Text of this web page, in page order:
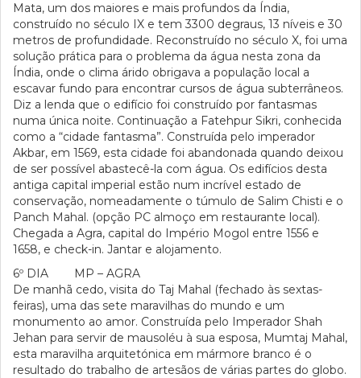
Mata, um dos maiores e mais profundos da Índia,
construído no século IX e tem 3300 degraus, 13 níveis e 30
metros de profundidade. Reconstruído no século X, foi uma
solução prática para o problema da água nesta zona da
Índia, onde o clima árido obrigava a população local a
escavar fundo para encontrar cursos de água subterrâneos.
Diz a lenda que o edifício foi construído por fantasmas
numa única noite. Continuação a Fatehpur Sikri, conhecida
como a “cidade fantasma”. Construída pelo imperador
Akbar, em 1569, esta cidade foi abandonada quando deixou
de ser possível abastecê-la com água. Os edifícios desta
antiga capital imperial estão num incrível estado de
conservação, nomeadamente o túmulo de Salim Chisti e o
Panch Mahal. (opção PC almoço em restaurante local).
Chegada a Agra, capital do Império Mogol entre 1556 e
1658, e check-in. Jantar e alojamento.
6º DIA MP – AGRA
De manhã cedo, visita do Taj Mahal (fechado às sextas-
feiras), uma das sete maravilhas do mundo e um
monumento ao amor. Construída pelo Imperador Shah
Jehan para servir de mausoléu à sua esposa, Mumtaj Mahal,
esta maravilha arquitetónica em mármore branco é o
resultado do trabalho de artesãos de várias partes do globo.